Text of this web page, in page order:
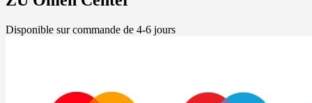
Disponible sur commande de 4-6 jours